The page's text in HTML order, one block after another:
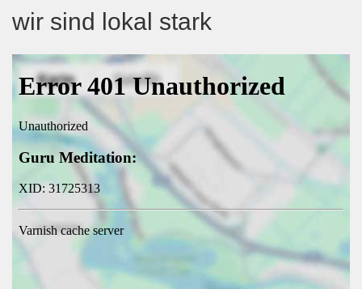
wir sind lokal stark